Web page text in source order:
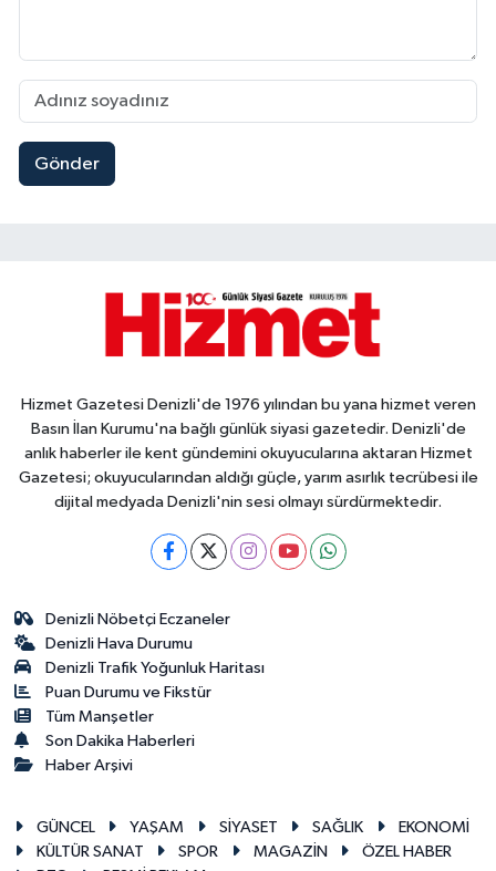
Gönder
Hizmet Gazetesi Denizli'de 1976 yılından bu yana hizmet veren
Basın İlan Kurumu'na bağlı günlük siyasi gazetedir. Denizli'de
anlık haberler ile kent gündemini okuyucularına aktaran Hizmet
Gazetesi; okuyucularından aldığı güçle, yarım asırlık tecrübesi ile
dijital medyada Denizli'nin sesi olmayı sürdürmektedir.
Denizli Nöbetçi Eczaneler
Denizli Hava Durumu
Denizli Trafik Yoğunluk Haritası
Puan Durumu ve Fikstür
Tüm Manşetler
Son Dakika Haberleri
Haber Arşivi
GÜNCEL YAŞAM SİYASET SAĞLIK
EKONOMİ
KÜLTÜR SANAT
SPOR MAGAZİN
ÖZEL HABER